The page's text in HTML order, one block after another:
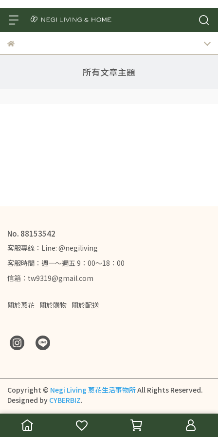
所有文章主題
No. 88153542
客服專線：Line: @negiliving
客服時間：週一～週五 9：00～18：00
信箱：tw9319@gmail.com
關於蔥花 關於購物 關於配送
Copyright © Negi Living 蔥花生活事物所All Rights Reserved.
Designed by CYBERBIZ.